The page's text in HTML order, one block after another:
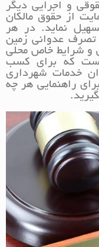
و اجرایی دیگر
از حقوق مالکان
نماید. در هر
تصرف عدوانی زمین
و شرایط خاص محلی
که برای کسب
خدمات شهرداری
راهنمایی هر چه